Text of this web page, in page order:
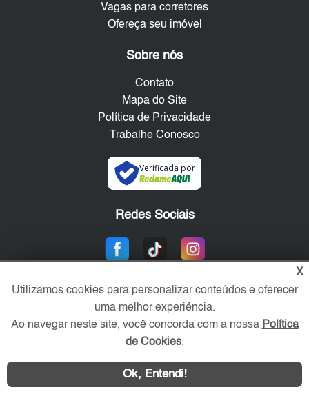
Vagas para corretores
Ofereça seu imóvel
Sobre nós
Contato
Mapa do Site
Política de Privacidade
Trabalhe Conosco
Verificada por
Redes Sociais
acesse sua conta:
X
Utilizamos cookies para personalizar conteúdos e oferecer
uma melhor experiência.
Ao navegar neste site, você concorda com a nossa Política
de Cookies.
Ok, Entendi!